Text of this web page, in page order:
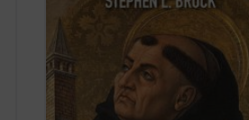
son expertos al pensamiento de Tomás
de Aquino, destacando aspectos de su
obra que rara vez se mencionan hoy en
día y ofreciendo una interpretación
diferente de su enseñanza sobre la
naturaleza, los ...